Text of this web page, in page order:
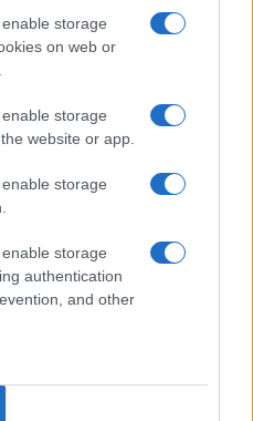
storage
on web or
storage
website or app.
storage
storage
authentication
and other